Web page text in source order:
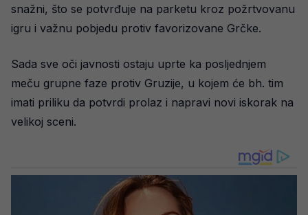
snažni, što se potvrđuje na parketu kroz požrtvovanu
igru i važnu pobjedu protiv favorizovane Grčke.
Sada sve oči javnosti ostaju uprte ka posljednjem
meču grupne faze protiv Gruzije, u kojem će bh. tim
imati priliku da potvrdi prolaz i napravi novi iskorak na
velikoj sceni.